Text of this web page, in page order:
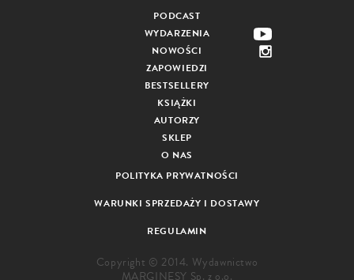
PODCAST
WYDARZENIA
NOWOŚCI
ZAPOWIEDZI
BESTSELLERY
KSIĄŻKI
AUTORZY
SKLEP
O NAS
POLITYKA PRYWATNOŚCI
WARUNKI SPRZEDAŻY I DOSTAWY
REGULAMIN
Copyright © 2014. Wydawnictwo
MARGINESY Sp. z o.o.